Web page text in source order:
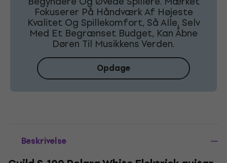
Fokuserer På Håndværk Af Højeste
Kvalitet Og Spillekomfort, Så Alle, Selv
Med Et Begrænset Budget, Kan Åbne
Døren Til Musikkens Verden.
Opdage
Beskrivelse